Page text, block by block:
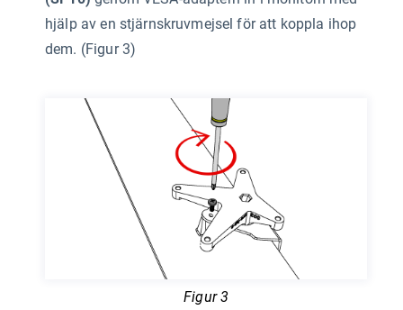
hjälp av en stjärnskruvmejsel för att koppla ihop
dem. (Figur 3)
Figur 3